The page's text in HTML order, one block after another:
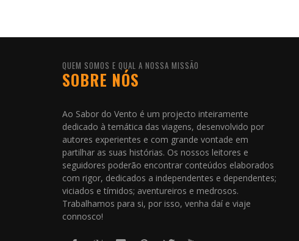
QUEM SOMOS E QUAL A NOSSA MISSÃO
SOBRE NÓS
Ao Sabor do Vento é um projecto inteiramente
dedicado à temática das viagens, desenvolvido por
autores experientes e com grande vontade em
partilhar as suas histórias. Os nossos leitores e
seguidores poderão encontrar conteúdos elaborados
com rigor, dedicados a independentes e dependentes;
viciados e tímidos; aventureiros e medrosos.
Trabalhamos para si, por isso, venha daí e viaje
connosco!